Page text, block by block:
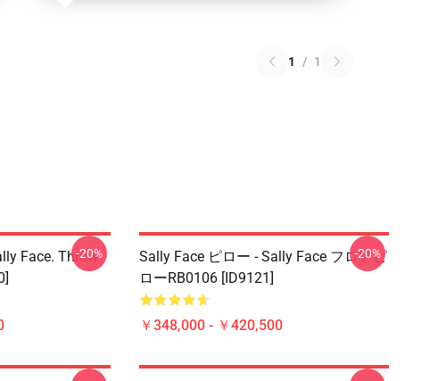
1 / 1
Face. Throw
-20%
Sally Face ピロー - Sally Face フロアピ
ローRB0106 [ID9121]
￥348,000 - ￥420,500
-20%